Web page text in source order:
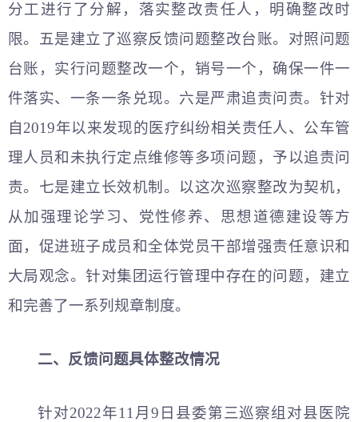
分工进行了分解，落实整改责任人，明确整改时
限。五是建立了巡察反馈问题整改台账。对照问题
台账，实行问题整改一个，销号一个，确保一件一
件落实、一条一条兑现。六是严肃追责问责。针对
自2019年以来发现的医疗纠纷相关责任人、公车管
理人员和未执行定点维修等多项问题，予以追责问
责。七是建立长效机制。以这次巡察整改为契机，
从加强理论学习、党性修养、思想道德建设等方
面，促进班子成员和全体党员干部增强责任意识和
大局观念。针对集团运行管理中存在的问题，建立
和完善了一系列规章制度。
二、反馈问题具体整改情况
针对2022年11月9日县委第三巡察组对县医院